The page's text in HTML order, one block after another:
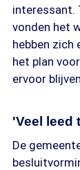
interessant.
vonden het
hebben zich
het plan
ervoor
'Veel leed
De